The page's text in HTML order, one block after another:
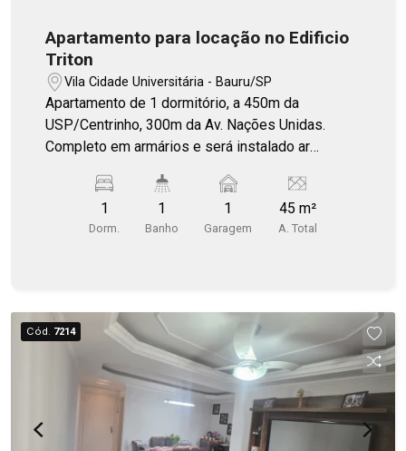
Apartamento para locação no Edificio
Triton
Vila Cidade Universitária - Bauru/SP
Apartamento de 1 dormitório, a 450m da
USP/Centrinho, 300m da Av. Nações Unidas.
Completo em armários e será instalado ar
1
Dorm.
1
Banho
1
Garagem
45 m²
A. Total
Cód. 7214